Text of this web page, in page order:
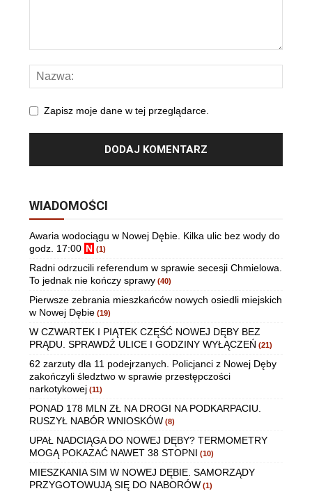
Zapisz moje dane w tej przeglądarce.
WIADOMOŚCI
Awaria wodociągu w Nowej Dębie. Kilka ulic bez wody do
godz. 17:00 N (1)
Radni odrzucili referendum w sprawie secesji Chmielowa.
To jednak nie kończy sprawy (40)
Pierwsze zebrania mieszkańców nowych osiedli miejskich
w Nowej Dębie (19)
W CZWARTEK I PIĄTEK CZĘŚĆ NOWEJ DĘBY BEZ
PRĄDU. SPRAWDŹ ULICE I GODZINY WYŁĄCZEŃ (21)
62 zarzuty dla 11 podejrzanych. Policjanci z Nowej Dęby
zakończyli śledztwo w sprawie przestępczości
narkotykowej (11)
PONAD 178 MLN ZŁ NA DROGI NA PODKARPACIU.
RUSZYŁ NABÓR WNIOSKÓW (8)
UPAŁ NADCIĄGA DO NOWEJ DĘBY? TERMOMETRY
MOGĄ POKAZAĆ NAWET 38 STOPNI (10)
MIESZKANIA SIM W NOWEJ DĘBIE. SAMORZĄDY
PRZYGOTOWUJĄ SIĘ DO NABORÓW (1)